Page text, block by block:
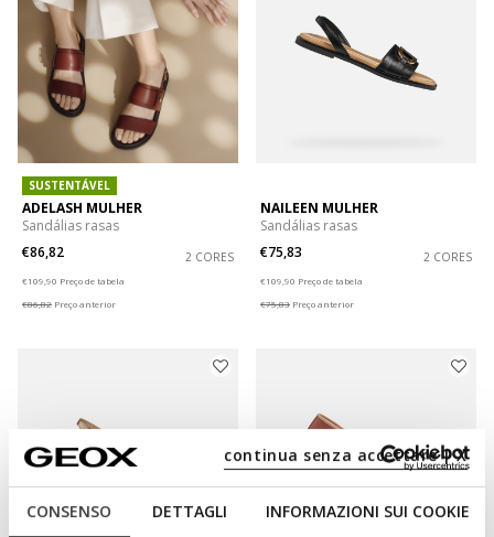
CONSENSO DETTAGLI INFORMAZIONI SUI COOKIE
continua senza accettare | X
SUSTENTÁVEL
ADELASH MULHER
Sandálias rasas
€86,82
2 CORES
€109,90 Preço de tabela
€86,82 Preço anterior
NAILEEN MULHER
Sandálias rasas
€75,83
2 CORES
€109,90 Preço de tabela
€75,83 Preço anterior